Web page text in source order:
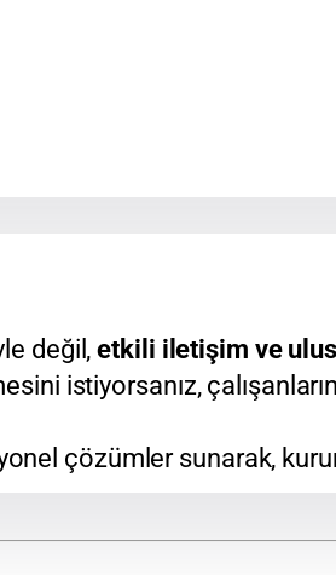
değil,etkili iletişim ve
istiyorsanız,
çözümler sunarak,